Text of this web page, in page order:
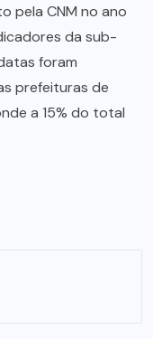
pela CNM no ano
da sub-
foram
prefeituras de
a 15% do total